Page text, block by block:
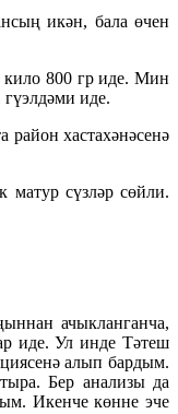
икән, бала өчен
кило 800 гр иде. Мин
иде.
хастахәнәсенә
сүзләр сөйли.
ачыкланганча,
иде. Ул инде Тәтеш
алып бардым.
Бер анализы да
Икенче көнне эче